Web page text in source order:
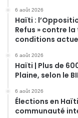
6 août 2026
Haïti :
Refus » contre
conditions
6 août 2026
Haïti | Plus de
Plaine, selon le
6 août 2026
Élections en
communauté